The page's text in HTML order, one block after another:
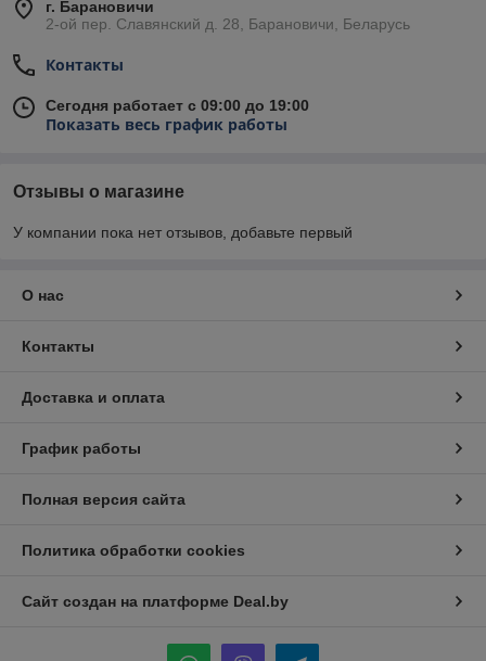
г. Барановичи
2-ой пер. Славянский д. 28, Барановичи, Беларусь
Контакты
Сегодня работает с 09:00 до 19:00
Показать весь график работы
Отзывы о магазине
У компании пока нет отзывов, добавьте первый
О нас
Контакты
Доставка и оплата
График работы
Полная версия сайта
Политика обработки cookies
Сайт создан на платформе Deal.by